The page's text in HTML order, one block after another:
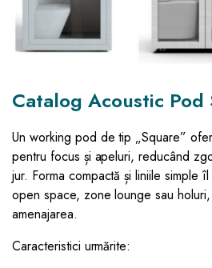
Catalog Acoustic Pod
Un working pod de tip „Square”
pentru focus și apeluri, reducând
jur. Forma compactă și liniile simple
open space, zone lounge sau
amenajarea.
Caracteristici urmărite: